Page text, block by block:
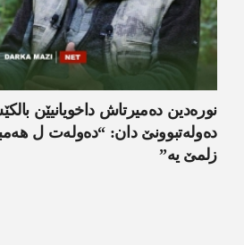
نورەدین دەمیرتاش داخویانیێن
دەولەتبوونێ دان: “دەولەت ل
زلمێ یە”